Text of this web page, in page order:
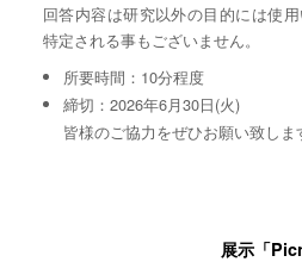
回答内容は研究以外の目的には使
特定される事もございません。
所要時間：10分程度
締切：2026年6月30日(火)
皆様のご協力をぜひお願い致しま
展示「